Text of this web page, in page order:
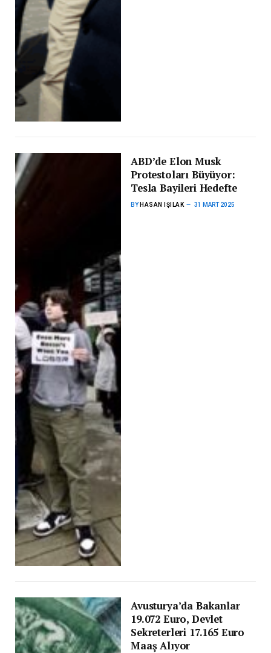
ABD’de Elon Musk
Protestoları Büyüyor:
Tesla Bayileri Hedefte
BY HASAN IŞILAK 31 MART 2025
Avusturya’da Bakanlar
19.072 Euro, Devlet
Sekreterleri 17.165 Euro
Maaş Alıyor